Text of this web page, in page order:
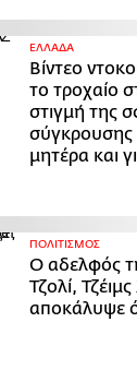
ΕΛΛΑΔΑ
Βίντεο
το τροχαίο
στιγμή της
σύγκρουσης
μητέρα και
ΠΟΛΙΤΙΣΜΟΣ
Ο αδελφός
Τζολί, Τζέιμς
αποκάλυψε